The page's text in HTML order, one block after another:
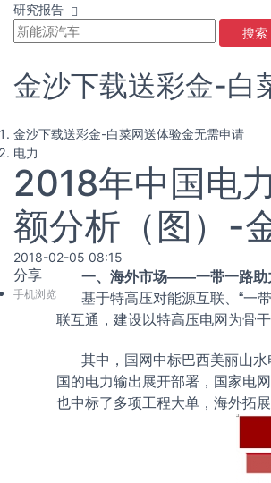
研究报告
搜索
金沙下载送彩金-白
金沙下载送彩金-白菜网送体验金无需申请
电力
2018年中国电
额分析（图）-
2018-02-05 08:15
分享
手机浏览
一、海外市场——一带一路助
基于特高压对能源互联、“一带
联互通，建设以特高压电网为骨
其中，国网中标巴西美丽山水
国的电力输出展开部署，国家电
也中标了多项工程大单，海外拓展